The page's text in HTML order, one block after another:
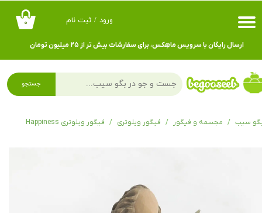
۰ ورود / ثبت نام
حساب کاربری من
تغییر گذر واژه
سفارشات
ارسال رایگان با سرویس ماهِکس، برای سفارشات بیش تر از ۲۵ میلیون تومان
جستجو
سیب مجسمه و فیگور فیگور ویلوتری فیگور ویلوتری Happiness